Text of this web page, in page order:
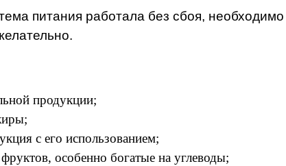
питания работала без сбоя,
продукции;
с его использованием;
особенно богатые на углеводы;